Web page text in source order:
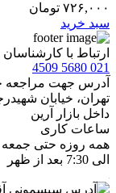
۷۲۶,۰۰۰ تومان
سبد خرید
ارتباط با
021 5680 4509
آدرس جهت
تهران، خيابان
داخل بازار آرین
ساعات کاری
الی 7:30 بعد از ظهر